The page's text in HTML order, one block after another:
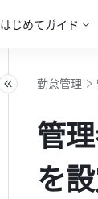
はじめてガイド
勤怠管理
管
を